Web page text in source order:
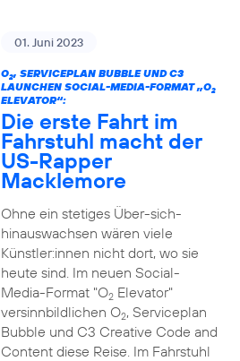
01. Juni 2023
O2, SERVICEPLAN BUBBLE UND C3
LAUNCHEN SOCIAL-MEDIA-FORMAT „O2
ELEVATOR“:
Die erste Fahrt im
Fahrstuhl macht der
US-Rapper
Macklemore
Ohne ein stetiges Über-sich-
hinauswachsen wären viele
Künstler:innen nicht dort, wo sie
heute sind. Im neuen Social-
Media-Format "O2Elevator"
versinnbildlichen O2, Serviceplan
Bubble und C3 Creative Code and
Content diese Reise. Im Fahrstuhl